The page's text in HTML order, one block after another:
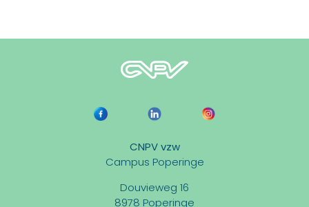
CNPV vzw
Campus Poperinge
Douvieweg 16
8978 Poperinge